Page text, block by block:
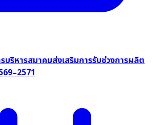
บริหารสมาคมส่งเสริมการรับช่วงการผลิต